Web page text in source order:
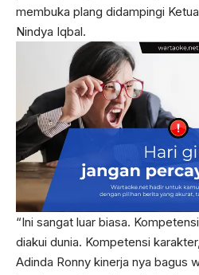
membuka plang didampingi
Nindya Iqbal.
“Ini sangat luar biasa.
diakui dunia. Kompetensi
Adinda Ronny kinerja nya bagus